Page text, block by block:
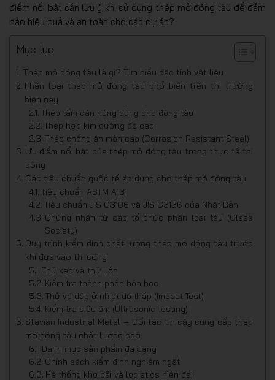
điểm nổi bật cần lưu ý khi sử dụng thép mỏ đóng tàu để đảm
bảo hiệu quả và an toàn cho các dự án?
Mục lục
Thép mỏ đóng tàu là gì? Tìm hiểu đặc tính vật liệu
Phân loại thép mỏ đóng tàu phổ biến trên thị trường
hiện nay
Thép tấm cán nóng dùng cho đóng tàu
Thép hợp kim cường độ cao
Thép chống ăn mòn cao (Corrosion Resistant Steel)
Ưu điểm nổi bật của thép mỏ đóng tàu trong thực tế thi
công
Các tiêu chuẩn quốc tế áp dụng cho thép mỏ đóng tàu
Tiêu chuẩn ASTM A131
Tiêu chuẩn JIS G3106 và JIS G3136 của Nhật Bản
Chứng nhận từ các tổ chức phân loại tàu (Class
Society)
Quy trình kiểm định chất lượng thép mỏ đóng tàu trước
khi đưa vào thi công
Thử kéo và thử uốn
Kiểm tra thành phần hóa học
Thử va đập ở nhiệt độ thấp (Impact Test)
Kiểm tra siêu âm (Ultrasonic Testing)
Stavian Industrial Metal – Đối tác tin cậy cung cấp thép
mỏ đóng tàu chất lượng cao
Danh mục sản phẩm đa dạng
Chính sách kiểm định nghiêm ngặt
Hệ thống kho bãi và logistics hiện đại